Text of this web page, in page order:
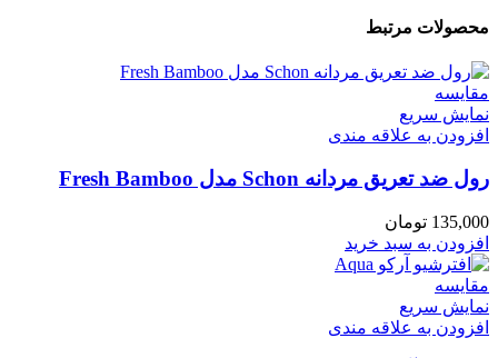
محصولات مرتبط
مقايسه
نمایش سریع
افزودن به علاقه مندی
رول ضد تعریق مردانه Schon مدل Fresh Bamboo
135,000 تومان
افزودن به سبد خرید
مقايسه
نمایش سریع
افزودن به علاقه مندی